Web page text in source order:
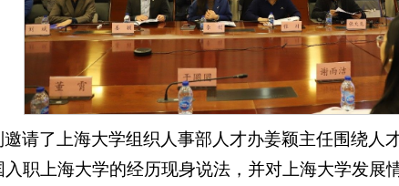
请了上海大学组织人事部人才办姜颖主任围绕人
入职上海大学的经历现身说法，并对上海大学发展